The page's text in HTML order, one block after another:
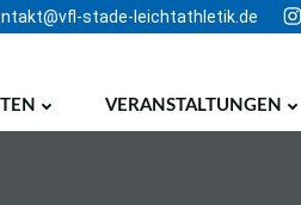
stade-leichtathletik.de
VERANSTALTUNGEN